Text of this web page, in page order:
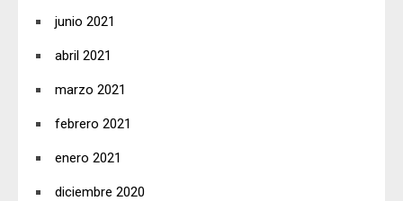
junio 2021
abril 2021
marzo 2021
febrero 2021
enero 2021
diciembre 2020